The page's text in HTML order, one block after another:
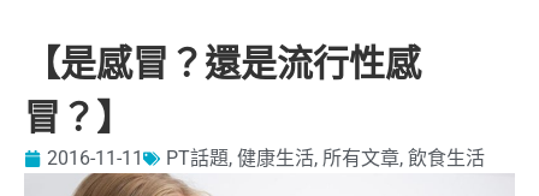
【是感冒？還是流行性感
冒？】
2016-11-11 PT話題, 健康生活, 所有文章, 飲食生活